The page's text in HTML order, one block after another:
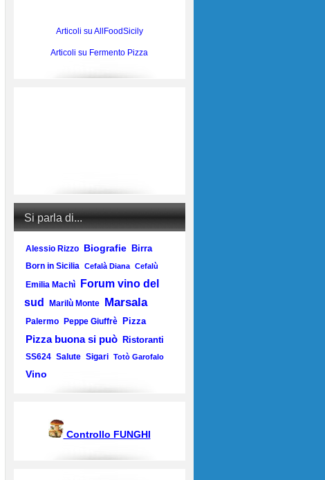
Articoli su AllFoodSicily
Articoli su Fermento Pizza
Si parla di...
Alessio Rizzo Biografie Birra
Born in Sicilia Cefalà Diana Cefalù
Emilia Machì
Forum vino del
sud
Marilù Monte Marsala
Palermo Peppe Giuffrè Pizza
Pizza buona si può Ristoranti
SS624 Salute Sigari Totò Garofalo
Vino
Controllo FUNGHI